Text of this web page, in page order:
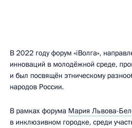
В 2022 году форум «iВолга»,
инноваций в молодёжной среде,
и был посвящён этническому
народов России.
В рамках форума Мария Львова-
в инклюзивном городке, среди